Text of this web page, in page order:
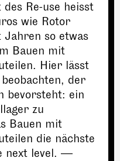
Re-use heisst
wie Rotor
so etwas
Bauen mit
Hier lässt
der
bevorsteht: ein
zu
Bauen mit
die nächste
next level. —